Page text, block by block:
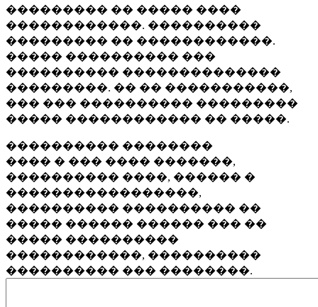
��������� �� ����� ����
������������. ����������
��������� �� ������������.
����� ���������� ���
���������� ��������������
���������. �� �� �����������,
��� ��� ���������� ���������
����� ������������ �� �����.
���������� ��������
���� � ��� ���� �������,
���������� ����, ������ �
�����������������,
���������� ���������� ��
����� ������ ������ ��� ��
����� ����������
������������, ����������
���������� ��� ��������.